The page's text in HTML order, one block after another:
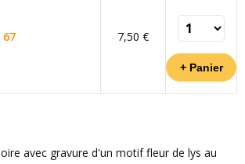
67 7,50 €
avec gravure d'un motif fleur de lys au